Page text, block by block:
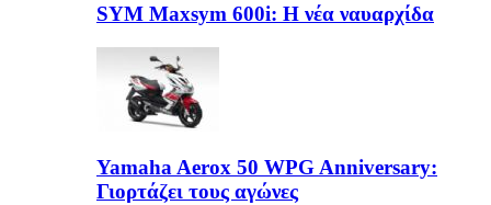
SYM Maxsym 600i: Η νέα ναυαρχίδα
Yamaha Aerox 50 WPG Anniversary:
Γιορτάζει τους αγώνες